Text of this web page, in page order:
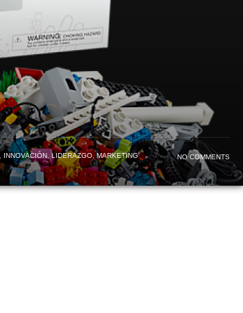
INNOVACIÓN ,LIDERAZGO,MARKETING NO COMMENTS